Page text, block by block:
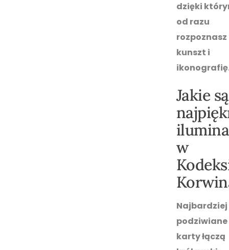
dzięki
od razu
rozpoznasz
kunszt i
Jakie są
w
Najbardziej
podziwiane
karty łączą